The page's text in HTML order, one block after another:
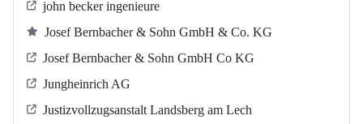
john becker ingenieure
Josef Bernbacher & Sohn GmbH & Co. KG
Josef Bernbacher & Sohn GmbH Co KG
Jungheinrich AG
Justizvollzugsanstalt Landsberg am Lech